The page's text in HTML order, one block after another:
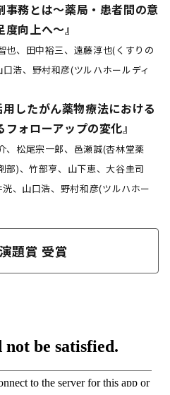
事務とは～薬局・患者間の意
向上へ～』
也、田中裕三、遠藤淳也(くすりの
浩、野村和彦(ツルハホールディ
用したがん薬物療法における
ォローアップの変化』
、松尾宗一郎、邑瀬誠(杏林堂薬
部)、竹部亨、山下恵、大谷圭司
、山口浩、野村和彦(ツルハホー
題賞 受賞